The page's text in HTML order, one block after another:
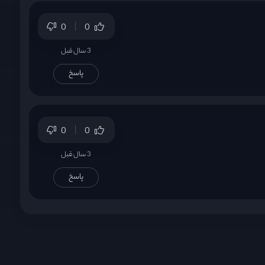
0 0
3 سال قبل
پاسخ
0 0
3 سال قبل
پاسخ